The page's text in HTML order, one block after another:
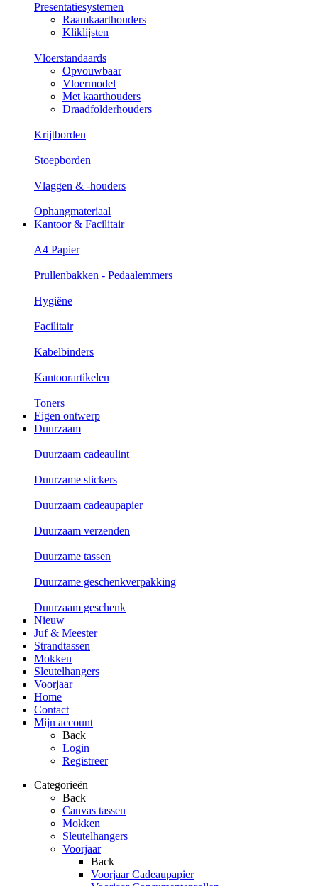
Presentatiesystemen
Raamkaarthouders
Kliklijsten
Vloerstandaards
Opvouwbaar
Vloermodel
Met kaarthouders
Draadfolderhouders
Krijtborden
Stoepborden
Vlaggen & -houders
Ophangmateriaal
Kantoor & Facilitair
A4 Papier
Prullenbakken - Pedaalemmers
Hygiëne
Facilitair
Kabelbinders
Kantoorartikelen
Toners
Eigen ontwerp
Duurzaam
Duurzaam cadeaulint
Duurzame stickers
Duurzaam cadeaupapier
Duurzaam verzenden
Duurzame tassen
Duurzame geschenkverpakking
Duurzaam geschenk
Nieuw
Juf & Meester
Strandtassen
Mokken
Sleutelhangers
Voorjaar
Home
Contact
Mijn account
Back
Login
Registreer
Categorieën
Back
Canvas tassen
Mokken
Sleutelhangers
Voorjaar
Back
Voorjaar Cadeaupapier